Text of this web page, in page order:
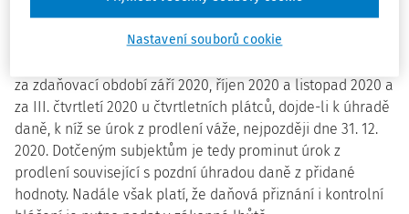
byla omezena nebo zakázána usnesením vlády ČR č.
1021) je prominut úrok z prodlenípodle § 252 daňového
za zdaňovací období září 2020, říjen 2020 a listopad 2020 a
za III. čtvrtletí 2020 u čtvrtletních plátců, dojde-li k úhradě
daně, k níž se úrok z prodlení váže, nejpozději dne 31. 12.
2020. Dotčeným subjektům je tedy prominut úrok z
prodlení související s pozdní úhradou daně z přidané
hodnoty. Nadále však platí, že daňová přiznání i kontrolní
Nastavení souborů cookie